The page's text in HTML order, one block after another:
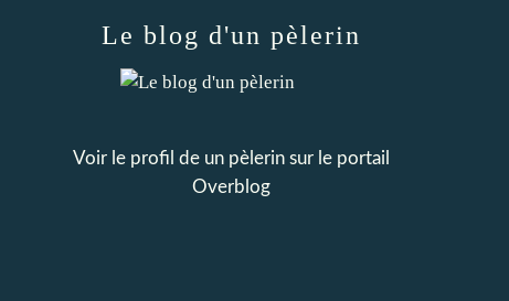
Le blog d'un pèlerin
Voir le profil de un pèlerinsur le portail
Overblog